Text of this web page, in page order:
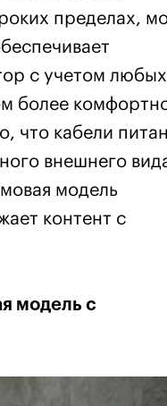
пределах,
с учетом любых
более
что кабели
внешнего
модель
контент с
модель с